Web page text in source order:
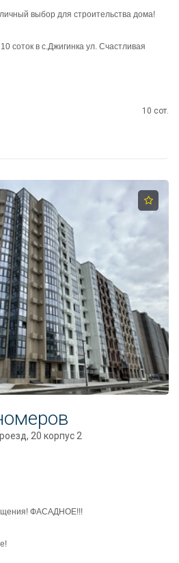
выбор для строительства дома!
соток в с.Джигинка ул. Счастливая
10 сот.
20 корпус 2
ФАСАДНОЕ!!!